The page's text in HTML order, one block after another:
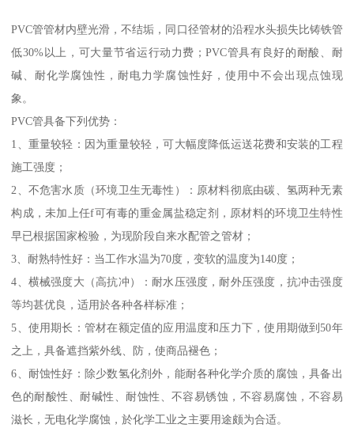
PVC管管材内壁光滑，不结垢，同口径管材的沿程水头损失比铸铁管
低30%以上，可大量节省运行动力费；PVC管具有良好的耐酸、耐
碱、耐化学腐蚀性，耐电力学腐蚀性好，使用中不会出现点蚀现
象。
PVC管具备下列优势：
1、重量较轻：因为重量较轻，可大幅度降低运送花费和安装的工程
施工强度；
2、不危害水质（环境卫生无毒性）：原材料彻底由碳、氢两种无素
构成，未加上任f可有毒的重金属盐稳定剂，原材料的环境卫生特性
早已根据国家检验，为现阶段自来水配管之管材；
3、耐熟特性好：当工作水温为70度，变软的温度为140度；
4、横械强度大（高抗冲）：耐水压强度，耐外压强度，抗冲击强度
等均甚优良，适用於各种各样标准；
5、使用期长：管材在额定值的应用温度和压力下，使用期做到50年
之上，具备遮挡紫外线、防，使商品褪色；
6、耐蚀性好：除少数氢化剂外，能耐各种化学介质的腐蚀，具备出
色的耐酸性、耐碱性、耐蚀性、不容易锈蚀，不容易腐蚀，不容易
滋长，无电化学腐蚀，於化学工业之主要用途颇为合适。